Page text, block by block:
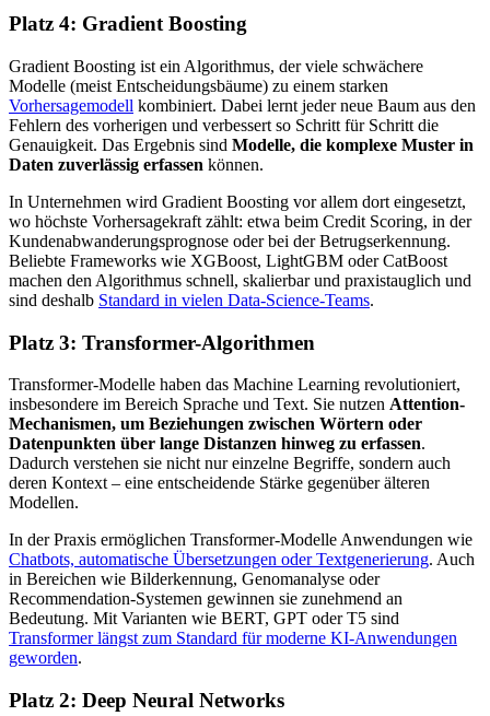
Platz 4: Gradient Boosting
Gradient Boosting ist ein Algorithmus, der viele schwächere
Modelle (meist Entscheidungsbäume) zu einem starken
Vorhersagemodell kombiniert. Dabei lernt jeder neue Baum aus den
Fehlern des vorherigen und verbessert so Schritt für Schritt die
Genauigkeit. Das Ergebnis sind Modelle, die komplexe Muster in
Daten zuverlässig erfassen können.
In Unternehmen wird Gradient Boosting vor allem dort eingesetzt,
wo höchste Vorhersagekraft zählt: etwa beim Credit Scoring, in der
Kundenabwanderungsprognose oder bei der Betrugserkennung.
Beliebte Frameworks wie XGBoost, LightGBM oder CatBoost
machen den Algorithmus schnell, skalierbar und praxistauglich und
sind deshalb Standard in vielen Data-Science-Teams.
Platz 3: Transformer-Algorithmen
Transformer-Modelle haben das Machine Learning revolutioniert,
insbesondere im Bereich Sprache und Text. Sie nutzen Attention-
Mechanismen, um Beziehungen zwischen Wörtern oder
Datenpunkten über lange Distanzen hinweg zu erfassen.
Dadurch verstehen sie nicht nur einzelne Begriffe, sondern auch
deren Kontext – eine entscheidende Stärke gegenüber älteren
Modellen.
In der Praxis ermöglichen Transformer-Modelle Anwendungen wie
Chatbots, automatische Übersetzungen oder Textgenerierung. Auch
in Bereichen wie Bilderkennung, Genomanalyse oder
Recommendation-Systemen gewinnen sie zunehmend an
Bedeutung. Mit Varianten wie BERT, GPT oder T5 sind
Transformer längst zum Standard für moderne KI-Anwendungen
geworden.
Platz 2: Deep Neural Networks